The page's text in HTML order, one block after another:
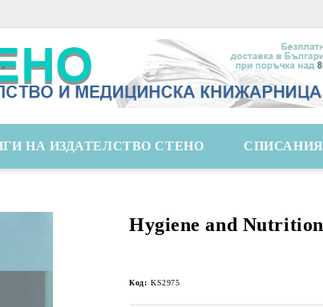
НА ИЗДАТЕЛСТВО СТЕНО СПИСАНИЯ
Hygiene and Nutrition
Код: KS2975